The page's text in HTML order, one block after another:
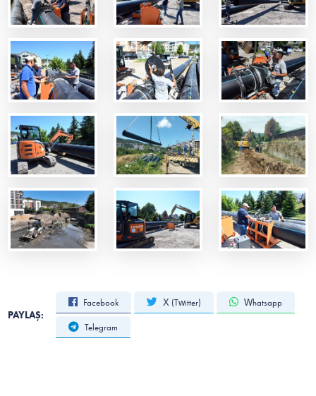
PAYLAŞ:
Facebook X (Twitter) Whatsapp
Telegram